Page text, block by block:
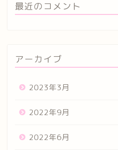
最近のコメント
アーカイブ
2023年3月
2022年9月
2022年6月